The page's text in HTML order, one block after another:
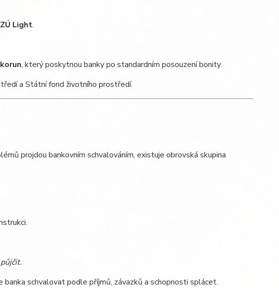
Light.
, který poskytnou banky po standardním posouzení bonity.
a Státní fond životního prostředí.
projdou bankovním schvalováním, existuje obrovská skupina
schvalovat podle příjmů, závazků a schopnosti splácet.